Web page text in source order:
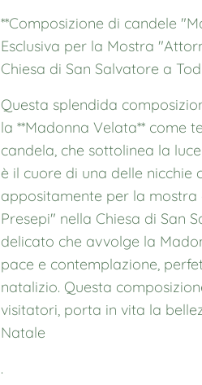
**Composizione di candele
Esclusiva per la Mostra
Chiesa di San Salvatore a
Questa splendida
la **Madonna Velata** come
candela, che sottolinea la
è il cuore di una delle nicchie
appositamente per la
Presepi" nella Chiesa di San
delicato che avvolge la
pace e contemplazione,
natalizio. Questa
visitatori, porta in vita la
Natale
.